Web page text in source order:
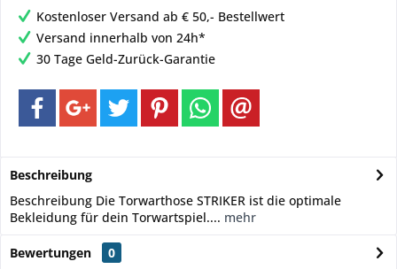
Kostenloser Versand ab € 50,- Bestellwert
Versand innerhalb von 24h*
30 Tage Geld-Zurück-Garantie
Beschreibung
Beschreibung Die Torwarthose STRIKER ist die optimale
Bekleidung für dein Torwartspiel.... mehr
Bewertungen
0